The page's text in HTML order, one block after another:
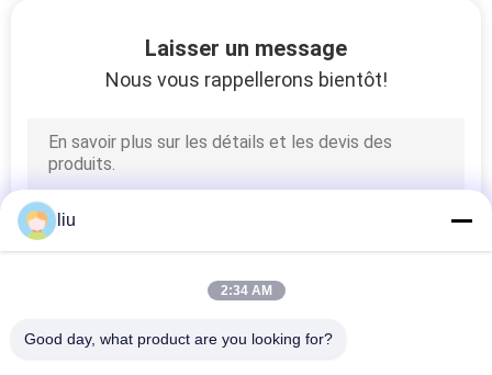
Laisser un message
Nous vous rappellerons bientôt!
liu
2:34 AM
Good day, what product are you looking for?